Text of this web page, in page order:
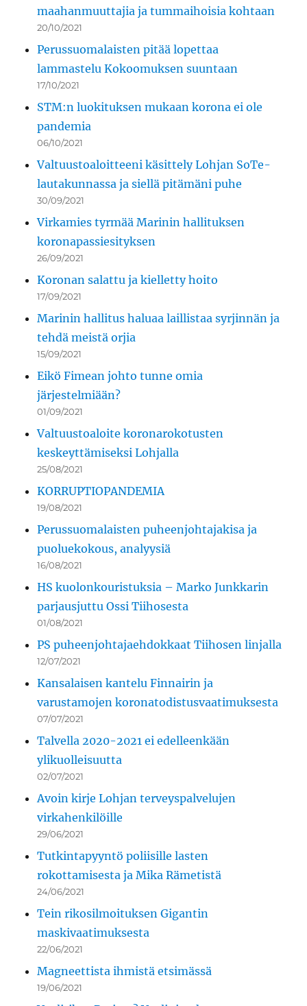
maahanmuuttajia ja tummaihoisia kohtaan
20/10/2021
Perussuomalaisten pitää lopettaa
lammastelu Kokoomuksen suuntaan
17/10/2021
STM:n luokituksen mukaan korona ei ole
pandemia
06/10/2021
Valtuustoaloitteeni käsittely Lohjan SoTe-
lautakunnassa ja siellä pitämäni puhe
30/09/2021
Virkamies tyrmää Marinin hallituksen
koronapassiesityksen
26/09/2021
Koronan salattu ja kielletty hoito
17/09/2021
Marinin hallitus haluaa laillistaa syrjinnän ja
tehdä meistä orjia
15/09/2021
Eikö Fimean johto tunne omia
järjestelmiään?
01/09/2021
Valtuustoaloite koronarokotusten
keskeyttämiseksi Lohjalla
25/08/2021
KORRUPTIOPANDEMIA
19/08/2021
Perussuomalaisten puheenjohtajakisa ja
puoluekokous, analyysiä
16/08/2021
HS kuolonkouristuksia – Marko Junkkarin
parjausjuttu Ossi Tiihosesta
01/08/2021
PS puheenjohtajaehdokkaat Tiihosen linjalla
12/07/2021
Kansalaisen kantelu Finnairin ja
varustamojen koronatodistusvaatimuksesta
07/07/2021
Talvella 2020-2021 ei edelleenkään
ylikuolleisuutta
02/07/2021
Avoin kirje Lohjan terveyspalvelujen
virkahenkilöille
29/06/2021
Tutkintapyyntö poliisille lasten
rokottamisesta ja Mika Rämetistä
24/06/2021
Tein rikosilmoituksen Gigantin
maskivaatimuksesta
22/06/2021
Magneettista ihmistä etsimässä
19/06/2021